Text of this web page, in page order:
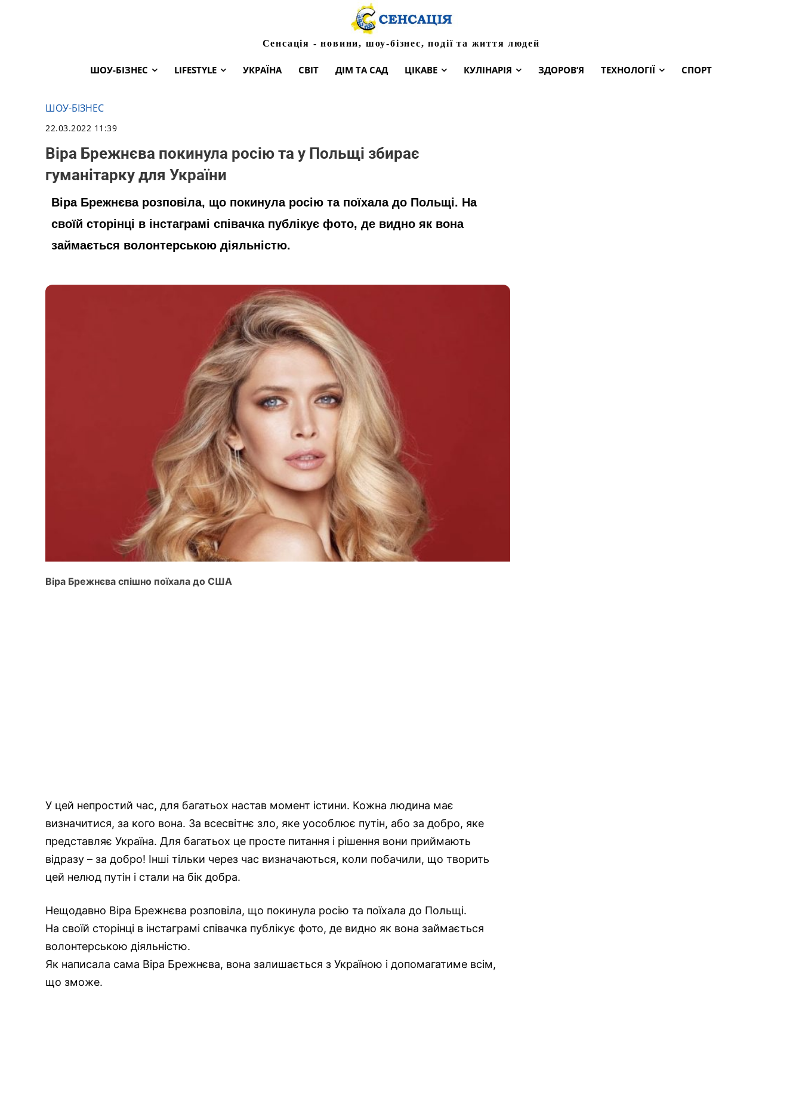
Сенсація - новини, шоу-бізнес, події та життя людей
ШОУ-БІЗНЕС LIFESTYLE УКРАЇНА СВІТ ДІМ ТА САД ЦІКАВЕ КУЛІНАРІЯ ЗДОРОВ’Я ТЕХНОЛОГІЇ СПОРТ
ШОУ-БІЗНЕС
22.03.2022 11:39
Віра Брежнєва покинула росію та у Польщі збирає
гуманітарку для України
Віра Брежнєва розповіла, що покинула росію та поїхала до Польщі. На
своїй сторінці в інстаграмі співачка публікує фото, де видно як вона
займається волонтерською діяльністю.
Віра Брежнєва спішно поїхала до США
У цей непростий час, для багатьох настав момент істини. Кожна людина має
визначитися, за кого вона. За всесвітнє зло, яке уособлює путін, або за добро, яке
представляє Україна. Для багатьох це просте питання і рішення вони приймають
відразу – за добро! Інші тільки через час визначаються, коли побачили, що творить
цей нелюд путін і стали на бік добра.
Нещодавно Віра Брежнєва розповіла, що покинула росію та поїхала до Польщі.
На своїй сторінці в інстаграмі співачка публікує фото, де видно як вона займається
волонтерською діяльністю.
Як написала сама Віра Брежнєва, вона залишається з Україною і допомагатиме всім,
що зможе.